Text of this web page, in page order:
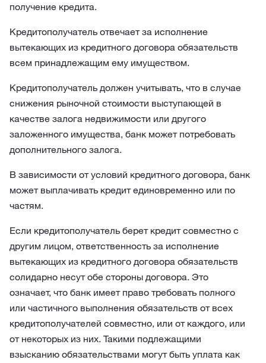
получение кредита.
Кредитополучатель отвечает за исполнение
вытекающих из кредитного договора обязательств
всем принадлежащим ему имуществом.
Кредитополучатель должен учитывать, что в случае
снижения рыночной стоимости выступающей в
качестве залога недвижимости или другого
заложенного имущества, банк может потребовать
дополнительного залога.
В зависимости от условий кредитного договора, банк
может выплачивать кредит единовременно или по
частям.
Если кредитополучатель берет кредит совместно с
другим лицом, ответственность за исполнение
вытекающих из кредитного договора обязательств
солидарно несут обе стороны договора. Это
означает, что банк имеет право требовать полного
или частичного выполнения обязательств от всех
кредитополучателей совместно, или от каждого, или
от некоторых из них. Такими подлежащими
взысканию обязательствами могут быть уплата как